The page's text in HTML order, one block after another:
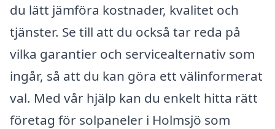
du lätt jämföra kostnader, kvalitet och
tjänster. Se till att du också tar reda på
vilka garantier och servicealternativ som
ingår, så att du kan göra ett välinformerat
val. Med vår hjälp kan du enkelt hitta rätt
företag för solpaneler i Holmsjö som